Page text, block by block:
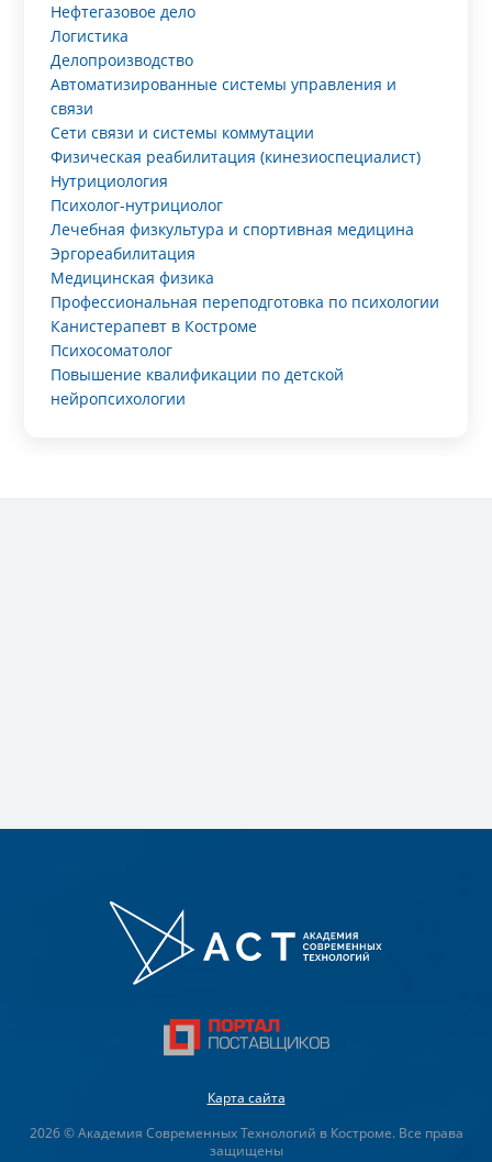
Нефтегазовое дело
Логистика
Делопроизводство
Автоматизированные системы управления и
связи
Сети связи и системы коммутации
Физическая реабилитация (кинезиоспециалист)
Нутрициология
Психолог-нутрициолог
Лечебная физкультура и спортивная медицина
Эргореабилитация
Медицинская физика
Профессиональная переподготовка по психологии
Канистерапевт в Костроме
Психосоматолог
Повышение квалификации по детской
нейропсихологии
Карта сайта
2026 © Академия Современных Технологий в Костроме. Все права
защищены